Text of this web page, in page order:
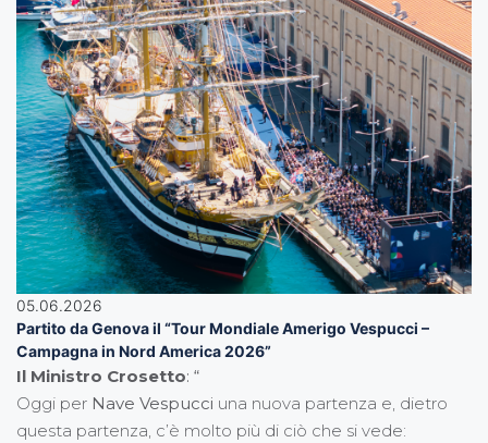
05.06.2026
Partito da Genova il “Tour Mondiale Amerigo Vespucci –
Campagna in Nord America 2026”
Il Ministro Crosetto: “
Oggi per Nave Vespucci una nuova partenza e, dietro
questa partenza, c’è molto più di ciò che si vede: